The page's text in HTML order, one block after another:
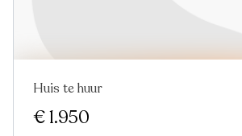
Virtual tour
Huis te huur
€ 1.950